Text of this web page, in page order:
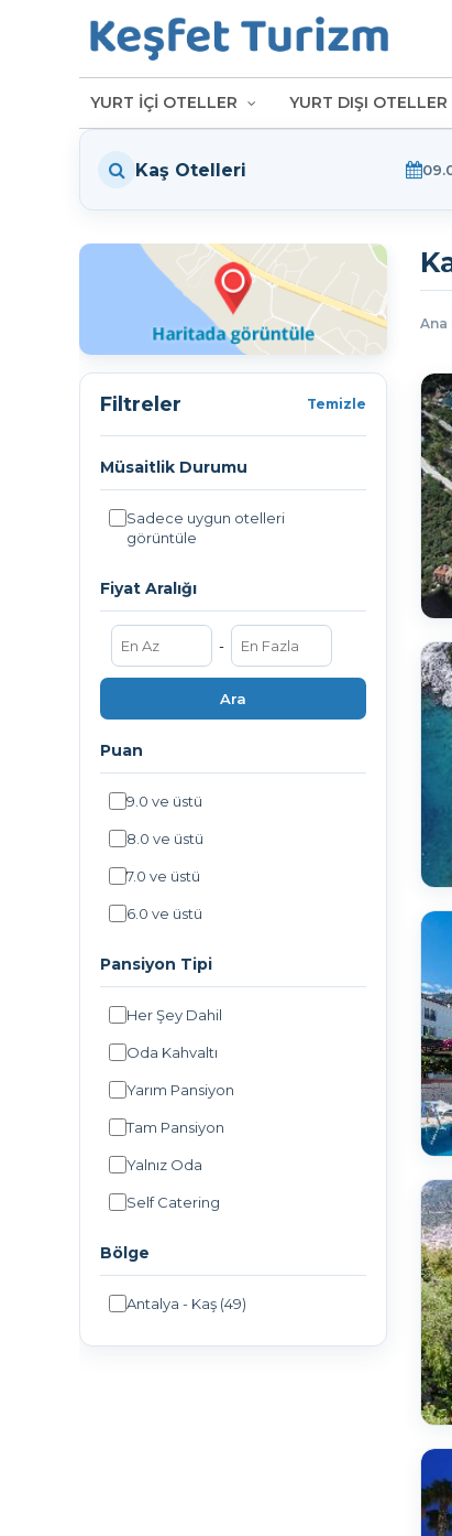
YURT İÇİ OTELLER YURT DIŞI OTELLER
Kaş Otelleri
Filtreler Temizle
Müsaitlik Durumu
Sadece uygun otelleri
görüntüle
Fiyat Aralığı
-
Puan
9.0 ve üstü
8.0 ve üstü
7.0 ve üstü
6.0 ve üstü
Pansiyon Tipi
Her Şey Dahil
Oda Kahvaltı
Yarım Pansiyon
Tam Pansiyon
Yalnız Oda
Self Catering
Bölge
Antalya - Kaş (49)
Ana